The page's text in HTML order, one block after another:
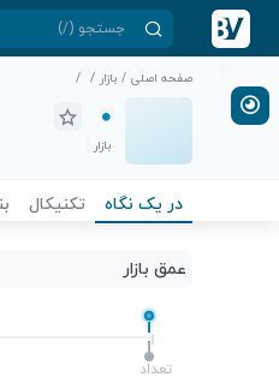
صفحه اصلی / بازار /
/
بازار
در یک نگاه تکنیکال
عمق بازار
-
تعداد